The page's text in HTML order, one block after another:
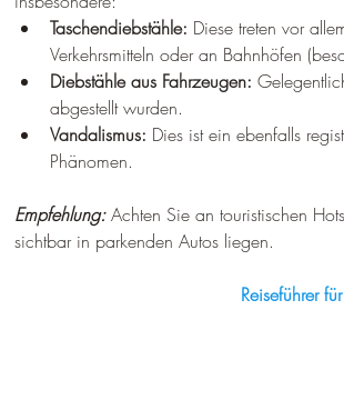
Taschendiebstähle: Diese treten vor
Verkehrsmitteln oder an Bahnhöfen
Diebstähle aus Fahrzeugen:
abgestellt wurden.
Vandalismus: Dies ist ein ebenfalls
Phänomen.
Empfehlung: Achten Sie an touristischen
sichtbar in parkenden Autos liegen.
Reiseführer